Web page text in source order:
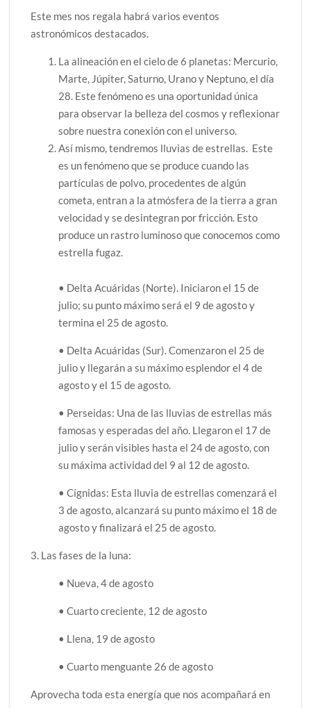
Este mes nos regala habrá varios eventos
astronómicos destacados.
La alineación en el cielo de 6 planetas: Mercurio,
Marte, Júpiter, Saturno, Urano y Neptuno, el día
28. Este fenómeno es una oportunidad única
para observar la belleza del cosmos y reflexionar
sobre nuestra conexión con el universo.
Así mismo, tendremos lluvias de estrellas. Este
es un fenómeno que se produce cuando las
partículas de polvo, procedentes de algún
cometa, entran a la atmósfera de la tierra a gran
velocidad y se desintegran por fricción. Esto
produce un rastro luminoso que conocemos como
estrella fugaz.
• Delta Acuáridas (Norte). Iniciaron el 15 de
julio; su punto máximo será el 9 de agosto y
termina el 25 de agosto.
• Delta Acuáridas (Sur). Comenzaron el 25 de
julio y llegarán a su máximo esplendor el 4 de
agosto y el 15 de agosto.
• Perseidas: Una de las lluvias de estrellas más
famosas y esperadas del año. Llegaron el 17 de
julio y serán visibles hasta el 24 de agosto, con
su máxima actividad del 9 al 12 de agosto.
• Cígnidas: Esta lluvia de estrellas comenzará el
3 de agosto, alcanzará su punto máximo el 18 de
agosto y finalizará el 25 de agosto.
3. Las fases de la luna:
• Nueva, 4 de agosto
• Cuarto creciente, 12 de agosto
• Llena, 19 de agosto
• Cuarto menguante 26 de agosto
Aprovecha toda esta energía que nos acompañará en